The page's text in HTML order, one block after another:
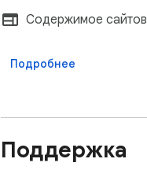
Содержимое сайтов
Подробнее
Поддержка